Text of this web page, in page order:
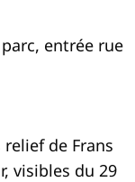
entrée rue
de Frans
visibles du 29